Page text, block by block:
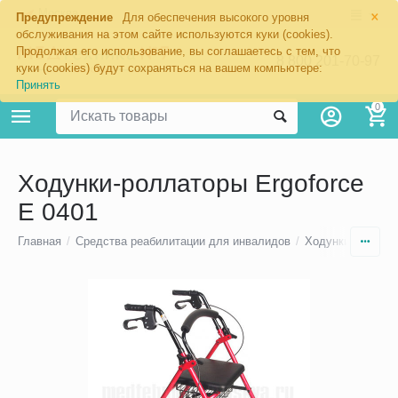
×
Предупреждение
Для обеспечения высокого уровня
обслуживания на этом сайте используются куки (cookies).
Продолжая его использование, вы соглашаетесь с тем, что
куки (cookies) будут сохраняться на вашем компьютере:
Принять
Москва
8 800 201-70-97
0
Ходунки-роллаторы Ergoforce
E 0401
Главная / Средства реабилитации для инвалидов / Ходунки для